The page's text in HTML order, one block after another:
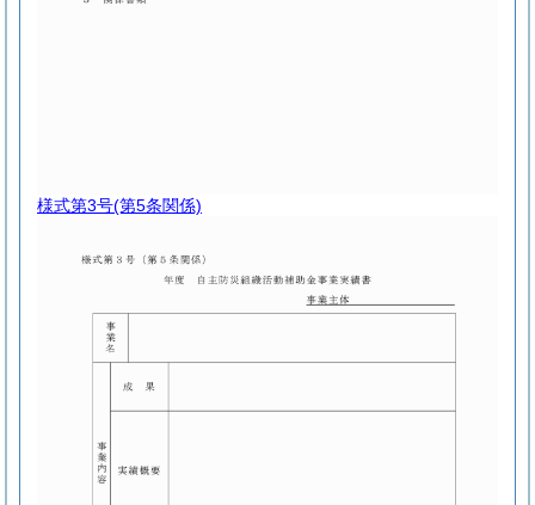
様式第3号(第5条関係)